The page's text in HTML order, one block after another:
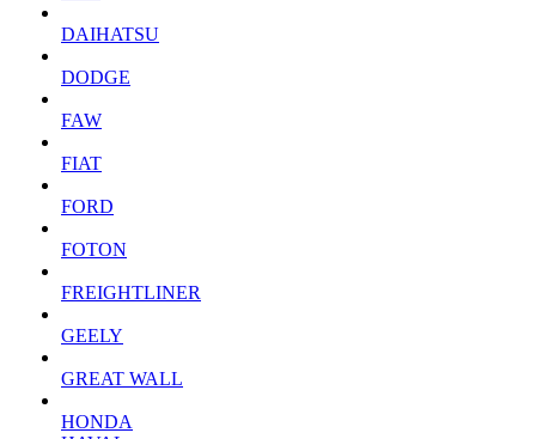
DAIHATSU
DODGE
FAW
FIAT
FORD
FOTON
FREIGHTLINER
GEELY
GREAT WALL
HONDA